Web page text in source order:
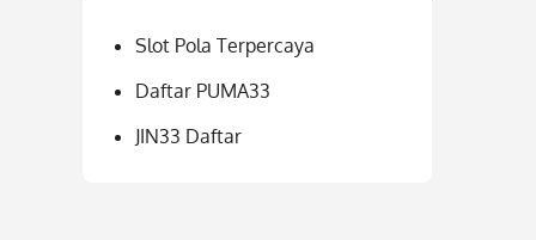
Slot Pola Terpercaya
Daftar PUMA33
JIN33 Daftar